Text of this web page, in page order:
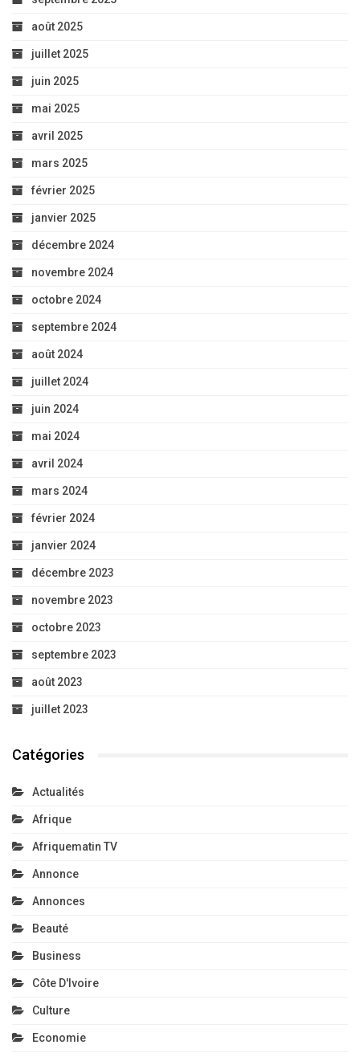
août 2025
juillet 2025
juin 2025
mai 2025
avril 2025
mars 2025
février 2025
janvier 2025
décembre 2024
novembre 2024
octobre 2024
septembre 2024
août 2024
juillet 2024
juin 2024
mai 2024
avril 2024
mars 2024
février 2024
janvier 2024
décembre 2023
novembre 2023
octobre 2023
septembre 2023
août 2023
juillet 2023
Catégories
Actualités
Afrique
Afriquematin TV
Annonce
Annonces
Beauté
Business
Côte D'Ivoire
Culture
Economie